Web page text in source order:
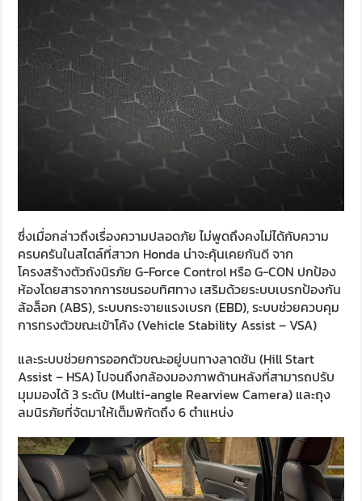
ซึ่งเมื่อกล่าวถึงเรื่องความปลอดภัย ไม่พูดถึงคงไม่ได้กับความ
ครบครันในสไตล์ที่สาวก Honda น่าจะคุ้นเคยกันดี จาก
โครงสร้างตัวถังนิรภัย G-Force Control หรือ G-CON ปกป้อง
ห้องโดยสารจากการชนรอบทิศทาง เสริมด้วยระบบเบรกป้องกัน
ล้อล็อก (ABS), ระบบกระจายแรงเบรก (EBD), ระบบช่วยควบคุม
การทรงตัวขณะเข้าโค้ง (Vehicle Stability Assist – VSA)
และระบบช่วยการออกตัวขณะอยู่บนทางลาดชัน (Hill Start
Assist – HSA) ไปจนถึงกล้องมองภาพด้านหลังที่สามารถปรับ
มุมมองได้ 3 ระดับ (Multi-angle Rearview Camera) และถุง
ลมนิรภัยที่จัดมาให้เต็มพิกัดถึง 6 ตำแหน่ง